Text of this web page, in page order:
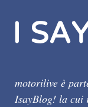
motorilive è
IsayBlog! la cui